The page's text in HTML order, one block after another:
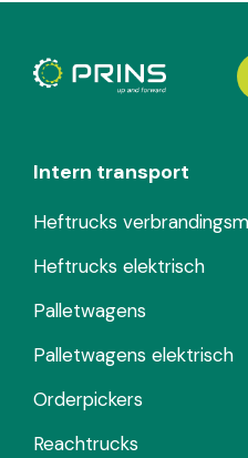
Intern transport
Heftrucks
Heftrucks elektrisch
Palletwagens
Palletwagens elektrisch
Orderpickers
Reachtrucks